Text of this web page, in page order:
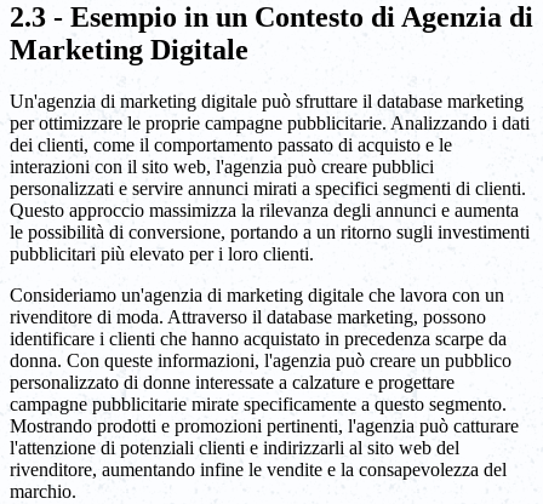
2.3 - Esempio in un Contesto di Agenzia di
Marketing Digitale
Un'agenzia di marketing digitale può sfruttare il database marketing
per ottimizzare le proprie campagne pubblicitarie. Analizzando i dati
dei clienti, come il comportamento passato di acquisto e le
interazioni con il sito web, l'agenzia può creare pubblici
personalizzati e servire annunci mirati a specifici segmenti di clienti.
Questo approccio massimizza la rilevanza degli annunci e aumenta
le possibilità di conversione, portando a un ritorno sugli investimenti
pubblicitari più elevato per i loro clienti.
Consideriamo un'agenzia di marketing digitale che lavora con un
rivenditore di moda. Attraverso il database marketing, possono
identificare i clienti che hanno acquistato in precedenza scarpe da
donna. Con queste informazioni, l'agenzia può creare un pubblico
personalizzato di donne interessate a calzature e progettare
campagne pubblicitarie mirate specificamente a questo segmento.
Mostrando prodotti e promozioni pertinenti, l'agenzia può catturare
l'attenzione di potenziali clienti e indirizzarli al sito web del
rivenditore, aumentando infine le vendite e la consapevolezza del
marchio.